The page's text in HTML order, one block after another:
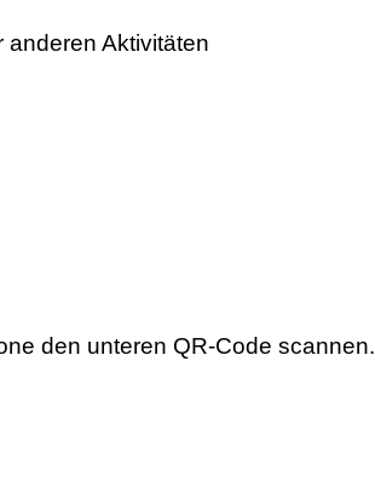
Aktivitäten
den unteren QR-Code scannen.